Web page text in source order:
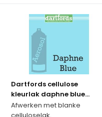
Dartfords cellulose
kleurlak daphne blue...
Afwerken met blanke